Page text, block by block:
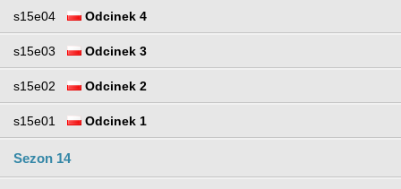
s15e04 Odcinek 4
s15e03 Odcinek 3
s15e02 Odcinek 2
s15e01 Odcinek 1
Sezon 14